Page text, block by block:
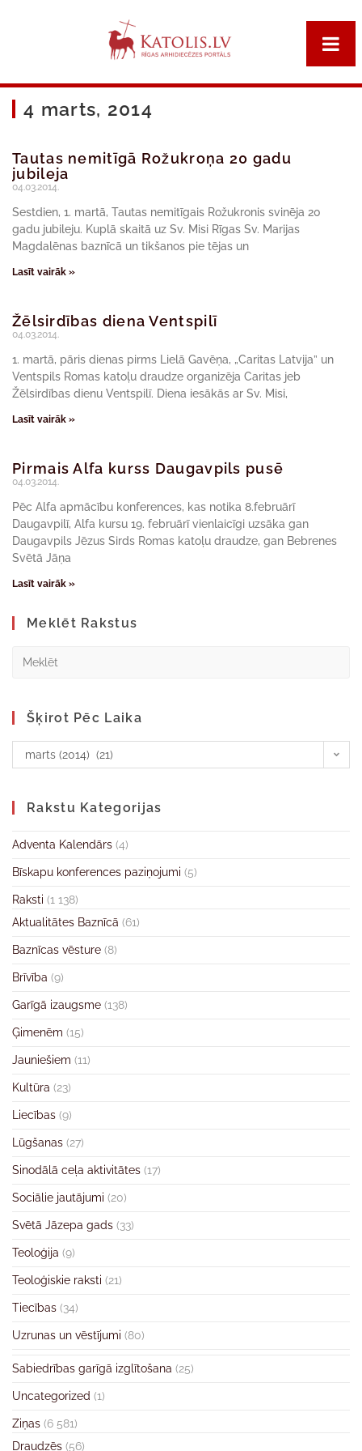
4 marts, 2014
Tautas nemitīgā Rožukroņa 20 gadu
jubileja
04.03.2014.
Sestdien, 1. martā, Tautas nemitīgais Rožukronis svinēja 20
gadu jubileju. Kuplā skaitā uz Sv. Misi Rīgas Sv. Marijas
Magdalēnas baznīcā un tikšanos pie tējas un
Lasīt vairāk »
Žēlsirdības diena Ventspilī
04.03.2014.
1. martā, pāris dienas pirms Lielā Gavēņa, „Caritas Latvija” un
Ventspils Romas katoļu draudze organizēja Caritas jeb
Žēlsirdības dienu Ventspilī. Diena iesākās ar Sv. Misi,
Lasīt vairāk »
Pirmais Alfa kurss Daugavpils pusē
04.03.2014.
Pēc Alfa apmācību konferences, kas notika 8.februārī
Daugavpilī, Alfa kursu 19. februārī vienlaicīgi uzsāka gan
Daugavpils Jēzus Sirds Romas katoļu draudze, gan Bebrenes
Svētā Jāņa
Lasīt vairāk »
Meklēt Rakstus
Šķirot Pēc Laika
marts (2014) (21)
Rakstu Kategorijas
Adventa Kalendārs (4)
Bīskapu konferences paziņojumi (5)
Raksti (1 138)
Aktualitātes Baznīcā (61)
Baznīcas vēsture (8)
Brīvība (9)
Garīgā izaugsme (138)
Ģimenēm (15)
Jauniešiem (11)
Kultūra (23)
Liecības (9)
Lūgšanas (27)
Sinodālā ceļa aktivitātes (17)
Sociālie jautājumi (20)
Svētā Jāzepa gads (33)
Teoloģija (9)
Teoloģiskie raksti (21)
Tiecības (34)
Uzrunas un vēstījumi (80)
Sabiedrības garīgā izglītošana (25)
Uncategorized (1)
Ziņas (6 581)
Draudzēs (56)